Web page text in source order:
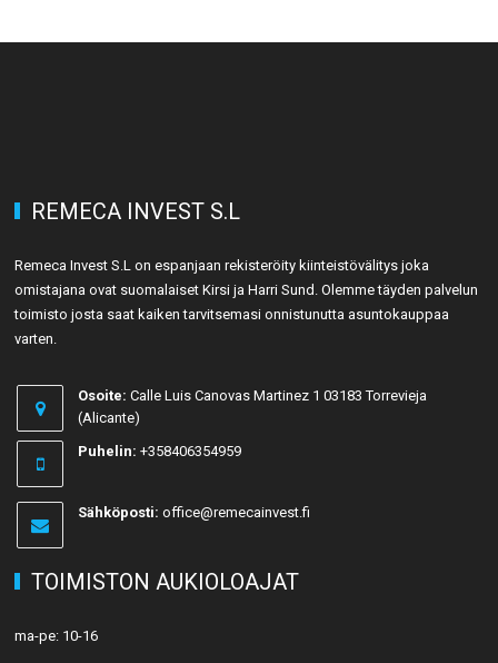
REMECA INVEST S.L
Remeca Invest S.L on espanjaan rekisteröity kiinteistövälitys joka
omistajana ovat suomalaiset Kirsi ja Harri Sund. Olemme täyden palvelun
toimisto josta saat kaiken tarvitsemasi onnistunutta asuntokauppaa
varten.
Osoite: Calle Luis Canovas Martinez 1 03183 Torrevieja
(Alicante)
Puhelin: +358406354959
Sähköposti: office@remecainvest.fi
TOIMISTON AUKIOLOAJAT
ma-pe: 10-16